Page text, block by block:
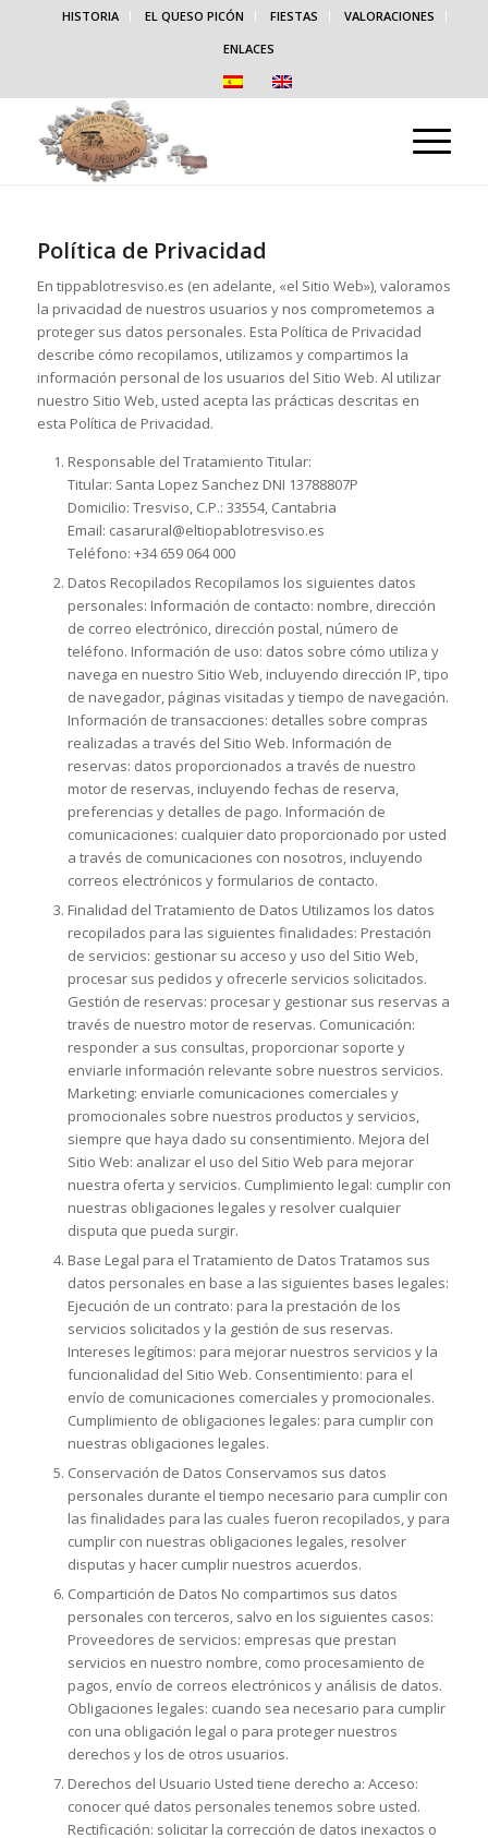
HISTORIA EL QUESO PICÓN FIESTAS
VALORACIONES
ENLACES
Política de Privacidad
En tippablotresviso.es (en adelante, «el Sitio Web»), valoramos
la privacidad de nuestros usuarios y nos comprometemos a
proteger sus datos personales. Esta Política de Privacidad
describe cómo recopilamos, utilizamos y compartimos la
información personal de los usuarios del Sitio Web. Al utilizar
nuestro Sitio Web, usted acepta las prácticas descritas en
esta Política de Privacidad.
Responsable del Tratamiento Titular:
Titular: Santa Lopez Sanchez DNI 13788807P
Domicilio: Tresviso, C.P.: 33554, Cantabria
Email: casarural@eltiopablotresviso.es
Teléfono: +34 659 064 000
Datos Recopilados Recopilamos los siguientes datos
personales: Información de contacto: nombre, dirección
de correo electrónico, dirección postal, número de
teléfono. Información de uso: datos sobre cómo utiliza y
navega en nuestro Sitio Web, incluyendo dirección IP, tipo
de navegador, páginas visitadas y tiempo de navegación.
Información de transacciones: detalles sobre compras
realizadas a través del Sitio Web. Información de
reservas: datos proporcionados a través de nuestro
motor de reservas, incluyendo fechas de reserva,
preferencias y detalles de pago. Información de
comunicaciones: cualquier dato proporcionado por usted
a través de comunicaciones con nosotros, incluyendo
correos electrónicos y formularios de contacto.
Finalidad del Tratamiento de Datos Utilizamos los datos
recopilados para las siguientes finalidades: Prestación
de servicios: gestionar su acceso y uso del Sitio Web,
procesar sus pedidos y ofrecerle servicios solicitados.
Gestión de reservas: procesar y gestionar sus reservas a
través de nuestro motor de reservas. Comunicación:
responder a sus consultas, proporcionar soporte y
enviarle información relevante sobre nuestros servicios.
Marketing: enviarle comunicaciones comerciales y
promocionales sobre nuestros productos y servicios,
siempre que haya dado su consentimiento. Mejora del
Sitio Web: analizar el uso del Sitio Web para mejorar
nuestra oferta y servicios. Cumplimiento legal: cumplir con
nuestras obligaciones legales y resolver cualquier
disputa que pueda surgir.
Base Legal para el Tratamiento de Datos Tratamos sus
datos personales en base a las siguientes bases legales:
Ejecución de un contrato: para la prestación de los
servicios solicitados y la gestión de sus reservas.
Intereses legítimos: para mejorar nuestros servicios y la
funcionalidad del Sitio Web. Consentimiento: para el
envío de comunicaciones comerciales y promocionales.
Cumplimiento de obligaciones legales: para cumplir con
nuestras obligaciones legales.
Conservación de Datos Conservamos sus datos
personales durante el tiempo necesario para cumplir con
las finalidades para las cuales fueron recopilados, y para
cumplir con nuestras obligaciones legales, resolver
disputas y hacer cumplir nuestros acuerdos.
Compartición de Datos No compartimos sus datos
personales con terceros, salvo en los siguientes casos:
Proveedores de servicios: empresas que prestan
servicios en nuestro nombre, como procesamiento de
pagos, envío de correos electrónicos y análisis de datos.
Obligaciones legales: cuando sea necesario para cumplir
con una obligación legal o para proteger nuestros
derechos y los de otros usuarios.
Derechos del Usuario Usted tiene derecho a: Acceso:
conocer qué datos personales tenemos sobre usted.
Rectificación: solicitar la corrección de datos inexactos o